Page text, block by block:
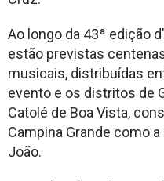
Ao longo da 43ª edição
estão previstas
musicais, distribuídas
evento e os distritos de
Catolé de Boa Vista,
Campina Grande como
João.